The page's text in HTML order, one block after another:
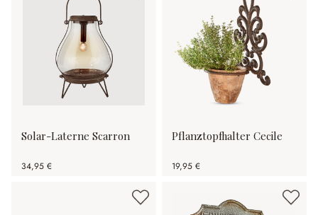
Solar-Laterne Scarron
34,95 €
Pflanztopfhalter Cecile
19,95 €